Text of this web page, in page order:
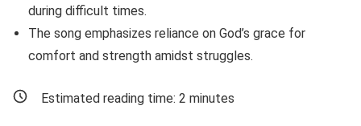
during difficult times.
The song emphasizes reliance on God’s grace for
comfort and strength amidst struggles.
Estimated reading time: 2 minutes